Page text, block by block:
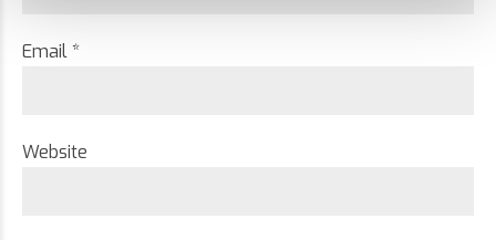
Email *
Website